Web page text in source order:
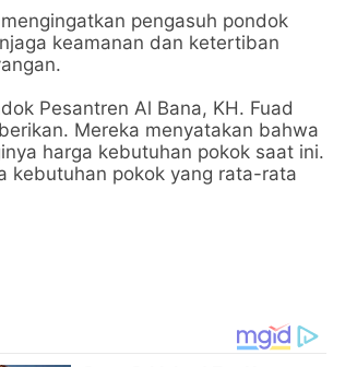
pengasuh pondok
keamanan dan ketertiban
Pesantren Al Bana, KH. Fuad
Mereka menyatakan bahwa
harga kebutuhan pokok saat ini.
kebutuhan pokok yang rata-rata